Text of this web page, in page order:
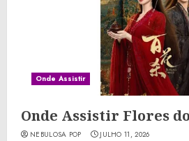
Onde Assistir
Onde Assistir Flores
NEBULOSA POP JULHO 11, 2026